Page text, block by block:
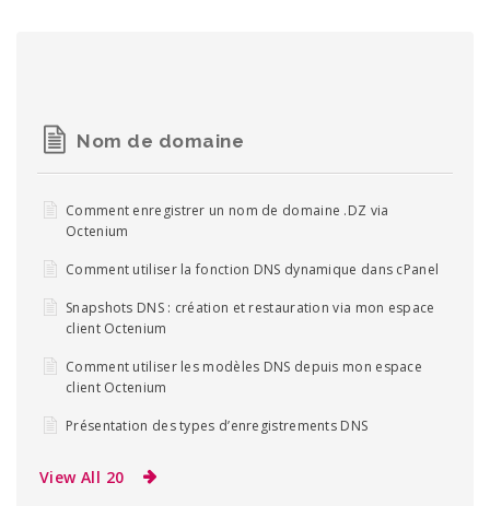
Nom de domaine
Comment enregistrer un nom de domaine .DZ via
Octenium
Comment utiliser la fonction DNS dynamique dans cPanel
Snapshots DNS : création et restauration via mon espace
client Octenium
Comment utiliser les modèles DNS depuis mon espace
client Octenium
Présentation des types d’enregistrements DNS
View All 20